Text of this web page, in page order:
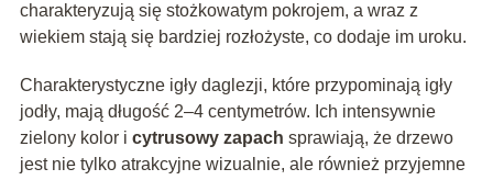
charakteryzują się stożkowatym pokrojem, a wraz z
wiekiem stają się bardziej rozłożyste, co dodaje im uroku.
Charakterystyczne igły daglezji, które przypominają igły
jodły, mają długość 2–4 centymetrów. Ich intensywnie
zielony kolor i cytrusowy zapach sprawiają, że drzewo
jest nie tylko atrakcyjne wizualnie, ale również przyjemne